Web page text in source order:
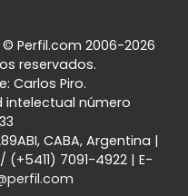
© Perfil.com 2006-2026
reservados.
Carlos Piro.
intelectual número
, CABA, Argentina |
/ (+5411) 7091-4922| E-